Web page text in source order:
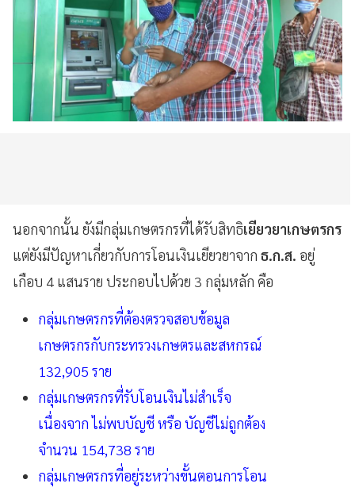
นอกจากนั้น ยังมีกลุ่มเกษตรกรที่ได้รับสิทธิเยียวยาเกษตรกร
แต่ยังมีปัญหาเกี่ยวกับการโอนเงินเยียวยาจาก ธ.ก.ส. อยู่
เกือบ 4 แสนราย ประกอบไปด้วย 3 กลุ่มหลัก คือ
กลุ่มเกษตรกรที่ต้องตรวจสอบข้อมูล
เกษตรกรกับกระทรวงเกษตรและสหกรณ์
132,905 ราย
กลุ่มเกษตรกรที่รับโอนเงินไม่สำเร็จ
เนื่องจาก ไม่พบบัญชี หรือ บัญชีไม่ถูกต้อง
จำนวน 154,738 ราย
กลุ่มเกษตรกรที่อยู่ระหว่างขั้นตอนการโอน